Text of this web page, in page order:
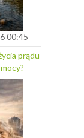
00:45
prądu